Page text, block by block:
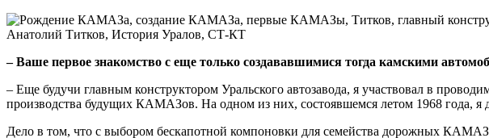
– Ваше первое знакомство с еще только создававшимися тогда камскими
– Еще будучи главным конструктором Уральского автозавода, я участвовал в
производства будущих КАМАЗов. На одном из них, состоявшемся летом 1968 года, я
Дело в том, что с выбором бескапотной компоновки для семейства дорожных